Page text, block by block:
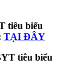
tiêu biểu
TẠI ĐÂY
tiêu biểu